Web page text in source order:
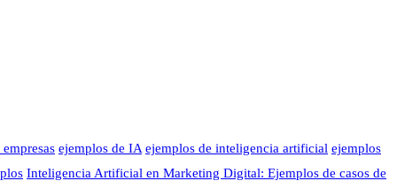
ejemplos de IA ejemplos de inteligencia artificial ejemplos
Inteligencia Artificial en Marketing Digital: Ejemplos de casos de